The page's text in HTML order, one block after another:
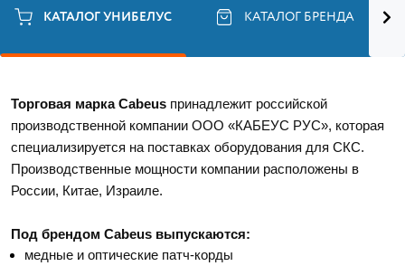
КАТАЛОГ УНИБЕЛУС КАТАЛОГ БРЕНДА
Торговая марка Cabeus принадлежит российской
производственной компании ООО «КАБЕУС РУС», которая
специализируется на поставках оборудования для СКС.
Производственные мощности компании расположены в
России, Китае, Израиле.
Под брендом Cabeus выпускаются:
медные и оптические патч-корды